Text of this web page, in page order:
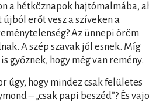
a hétköznapok hajtómalmába,
erőt vesz a szíveken a
Az ünnepi öröm
A szép szavak jól esnek. Míg
győznek, hogy még van remény.
úgy, hogy mindez csak felületes
– „csak papi beszéd”? És